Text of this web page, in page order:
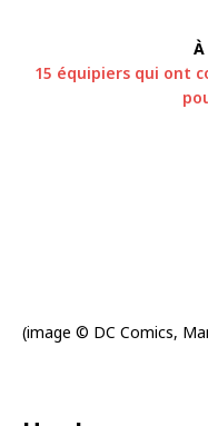
À
15 équipiers qui ont
(image © DC Comics,